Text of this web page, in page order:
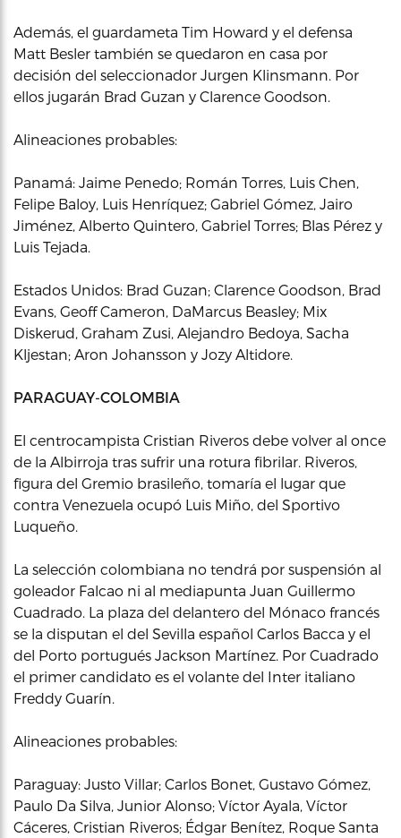
Además, el guardameta Tim Howard y el defensa
Matt Besler también se quedaron en casa por
decisión del seleccionador Jurgen Klinsmann. Por
ellos jugarán Brad Guzan y Clarence Goodson.
Alineaciones probables:
Panamá: Jaime Penedo; Román Torres, Luis Chen,
Felipe Baloy, Luis Henríquez; Gabriel Gómez, Jairo
Jiménez, Alberto Quintero, Gabriel Torres; Blas Pérez y
Luis Tejada.
Estados Unidos: Brad Guzan; Clarence Goodson, Brad
Evans, Geoff Cameron, DaMarcus Beasley; Mix
Diskerud, Graham Zusi, Alejandro Bedoya, Sacha
Kljestan; Aron Johansson y Jozy Altidore.
PARAGUAY-COLOMBIA
El centrocampista Cristian Riveros debe volver al once
de la Albirroja tras sufrir una rotura fibrilar. Riveros,
figura del Gremio brasileño, tomaría el lugar que
contra Venezuela ocupó Luis Miño, del Sportivo
Luqueño.
La selección colombiana no tendrá por suspensión al
goleador Falcao ni al mediapunta Juan Guillermo
Cuadrado. La plaza del delantero del Mónaco francés
se la disputan el del Sevilla español Carlos Bacca y el
del Porto portugués Jackson Martínez. Por Cuadrado
el primer candidato es el volante del Inter italiano
Freddy Guarín.
Alineaciones probables:
Paraguay: Justo Villar; Carlos Bonet, Gustavo Gómez,
Paulo Da Silva, Junior Alonso; Víctor Ayala, Víctor
Cáceres, Cristian Riveros; Édgar Benítez, Roque Santa